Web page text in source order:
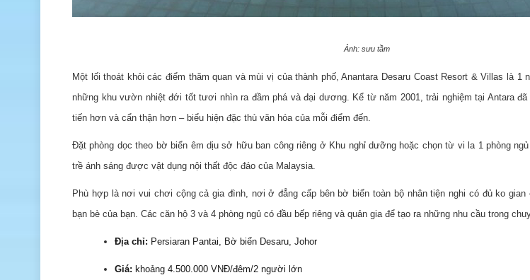
Ảnh: sưu tầm
Một lối thoát khỏi các điểm thăm quan và mùi vị của thành phố, Anantara Desaru Coast Resort & Villas là 1
những khu vườn nhiệt đới tốt tươi nhìn ra đầm phá và đại dương. Kể từ năm 2001, trải nghiệm tại Antara
tiến hơn và cẩn thận hơn – biểu hiện đặc thù văn hóa của mỗi điểm đến.
Đặt phòng dọc theo bờ biển êm dịu sở hữu ban công riêng ở Khu nghỉ dưỡng hoặc chọn từ vi la 1 phòng
trề ánh sáng được vật dụng nội thất độc đáo của Malaysia.
Phù hợp là nơi vui chơi cộng cả gia đình, nơi ở đẳng cấp bên bờ biển toàn bộ nhân tiện nghi có đủ ko gian
bạn bè của bạn. Các căn hộ 3 và 4 phòng ngủ có đầu bếp riêng và quản gia để tạo ra những nhu cầu trong
Địa chỉ: Persiaran Pantai, Bờ biển Desaru, Johor
Giá: khoảng 4.500.000 VNĐ/đêm/2 người lớn